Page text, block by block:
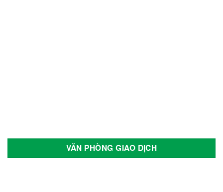
VĂN PHÒNG GIAO DỊCH